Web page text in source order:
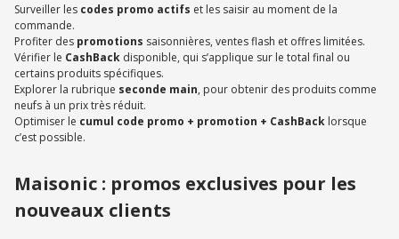
Surveiller les codes promo actifs et les saisir au moment de la
commande.
Profiter des promotions saisonnières, ventes flash et offres limitées.
Vérifier le CashBack disponible, qui s’applique sur le total final ou
certains produits spécifiques.
Explorer la rubrique seconde main, pour obtenir des produits comme
neufs à un prix très réduit.
Optimiser le cumul code promo + promotion + CashBack lorsque
c’est possible.
Maisonic : promos exclusives pour les
nouveaux clients